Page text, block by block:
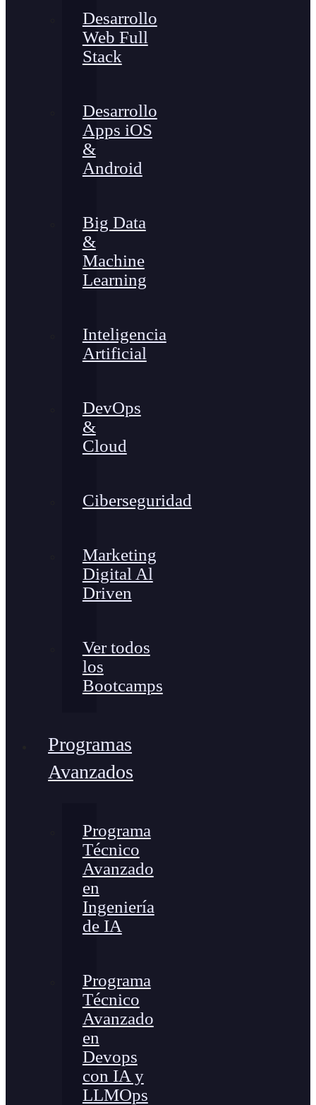
Desarrollo
Web Full
Stack
Desarrollo
Apps iOS
&
Android
Big Data
&
Machine
Learning
Inteligencia
Artificial
DevOps
&
Cloud
Ciberseguridad
Marketing
Digital Al
Driven
Ver todos
los
Bootcamps
Programas
Avanzados
Programa
Técnico
Avanzado
en
Ingeniería
de IA
Programa
Técnico
Avanzado
en
Devops
con IA y
LLMOps